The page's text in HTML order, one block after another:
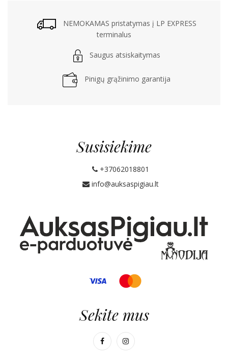
NEMOKAMAS pristatymas į LP EXPRESS
terminalus
Saugus atsiskaitymas
Pinigų grąžinimo garantija
Susisiekime
+37062018801
info@auksaspigiau.lt
Sekite mus